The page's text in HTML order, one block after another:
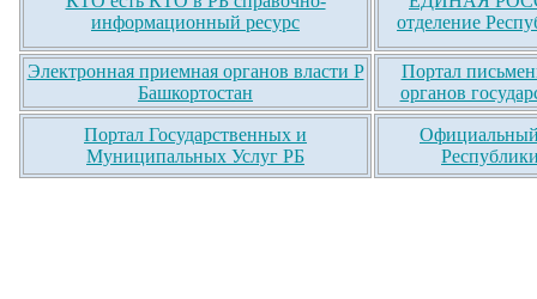
информационный ресурс
отделение
Электронная приемная органов власти Р
Башкортостан
Портал
органов
Портал Государственных и
Муниципальных Услуг РБ
Официальный